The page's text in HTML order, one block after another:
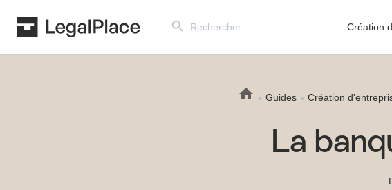
for:
Création
Guides Création
La